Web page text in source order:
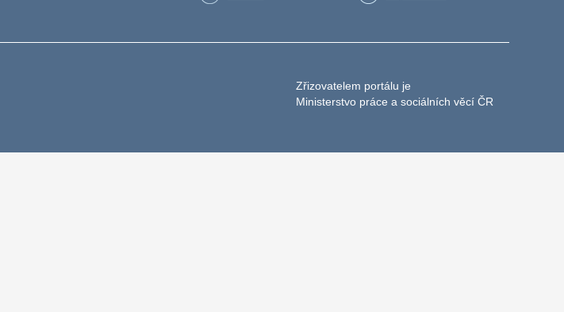
Zřizovatelem portálu je
Ministerstvo práce a sociálních věcí ČR